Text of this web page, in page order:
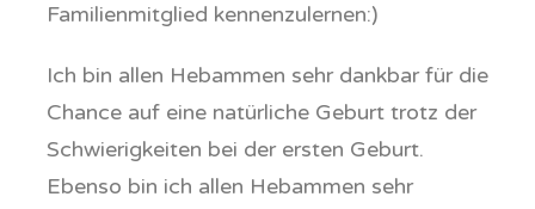
Familienmitglied kennenzulernen:)
Ich bin allen Hebammen sehr dankbar für die
Chance auf eine natürliche Geburt trotz der
Schwierigkeiten bei der ersten Geburt.
Ebenso bin ich allen Hebammen sehr